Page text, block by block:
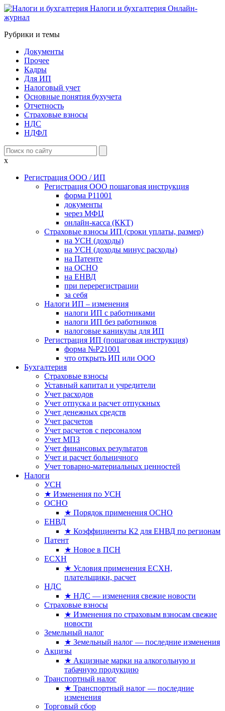
Налоги и бухгалтерия Онлайн-
журнал
Рубрики и темы
Документы
Прочее
Кадры
Для ИП
Налоговый учет
Основные понятия бухучета
Отчетность
Страховые взносы
НДС
НДФЛ
x
Регистрация ООО / ИП
Регистрация ООО пошаговая инструкция
форма Р11001
документы
через МФЦ
онлайн-касса (ККТ)
Страховые взносы ИП (сроки уплаты, размер)
на УСН (доходы)
на УСН (доходы минус расходы)
на Патенте
на ОСНО
на ЕНВД
при перерегистрации
за себя
Налоги ИП – изменения
налоги ИП с работниками
налоги ИП без работников
налоговые каникулы для ИП
Регистрация ИП (пошаговая инструкция)
форма №Р21001
что открыть ИП или ООО
Бухгалтерия
Страховые взносы
Уставный капитал и учредители
Учет расходов
Учет отпуска и расчет отпускных
Учет денежных средств
Учет расчетов
Учет расчетов с персоналом
Учет МПЗ
Учет финансовых результатов
Учет и расчет больничного
Учет товарно-материальных ценностей
Налоги
УСН
★ Изменения по УСН
ОСНО
★ Порядок применения ОСНО
ЕНВД
★ Коэффициенты К2 для ЕНВД по регионам
Патент
★ Новое в ПСН
ЕСХН
★ Условия применения ЕСХН,
плательщики, расчет
НДС
★ НДС — изменения свежие новости
Страховые взносы
★ Изменения по страховым взносам свежие
новости
Земельный налог
★ Земельный налог — последние изменения
Акцизы
★ Акцизные марки на алкогольную и
табачную продукцию
Транспортный налог
★ Транспортный налог — последние
изменения
Торговый сбор